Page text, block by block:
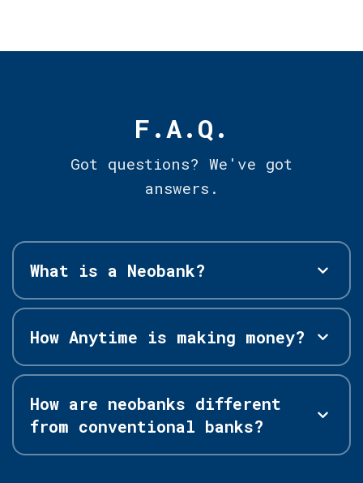
F.A.Q.
Got questions? We've got
answers.
What is a Neobank?
How Anytime is making money?
How are neobanks different
from conventional banks?